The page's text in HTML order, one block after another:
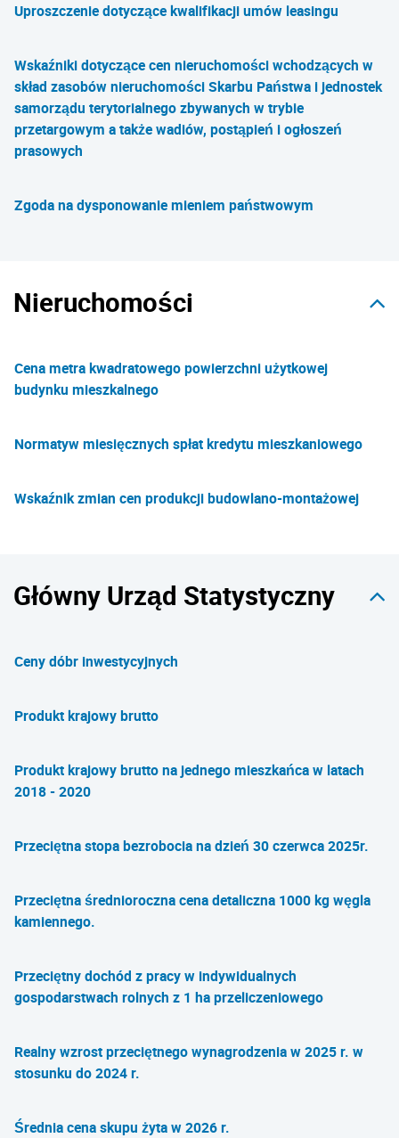
Uproszczenie dotyczące kwalifikacji umów leasingu
Wskaźniki dotyczące cen nieruchomości wchodzących w
skład zasobów nieruchomości Skarbu Państwa i jednostek
samorządu terytorialnego zbywanych w trybie
przetargowym a także wadiów, postąpień i ogłoszeń
prasowych
Zgoda na dysponowanie mieniem państwowym
Nieruchomości
Cena metra kwadratowego powierzchni użytkowej
budynku mieszkalnego
Normatyw miesięcznych spłat kredytu mieszkaniowego
Wskaźnik zmian cen produkcji budowlano-montażowej
Główny Urząd Statystyczny
Ceny dóbr inwestycyjnych
Produkt krajowy brutto
Produkt krajowy brutto na jednego mieszkańca w latach
2018 - 2020
Przeciętna stopa bezrobocia na dzień 30 czerwca 2025r.
Przeciętna średnioroczna cena detaliczna 1000 kg węgla
kamiennego.
Przeciętny dochód z pracy w indywidualnych
gospodarstwach rolnych z 1 ha przeliczeniowego
Realny wzrost przeciętnego wynagrodzenia w 2025 r. w
stosunku do 2024 r.
Średnia cena skupu żyta w 2026 r.